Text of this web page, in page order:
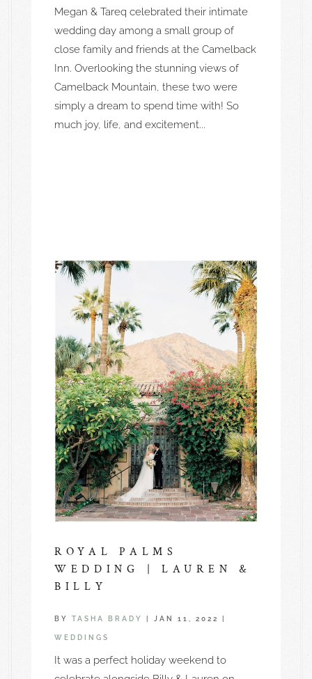
Megan & Tareq celebrated their intimate
wedding day among a small group of
close family and friends at the Camelback
Inn. Overlooking the stunning views of
Camelback Mountain, these two were
simply a dream to spend time with! So
much joy, life, and excitement...
ROYAL PALMS
WEDDING | LAUREN &
BILLY
BY TASHA BRADY JAN 11, 2022
WEDDINGS
It was a perfect holiday weekend to